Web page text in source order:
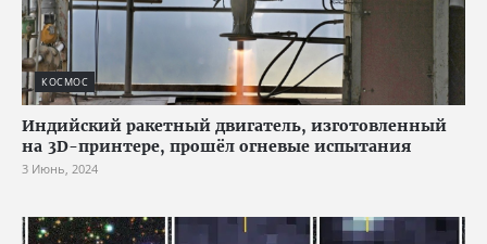
КОСМОС
Индийский ракетный двигатель, изготовленный
на 3D-принтере, прошёл огневые испытания
3 Июнь, 2024